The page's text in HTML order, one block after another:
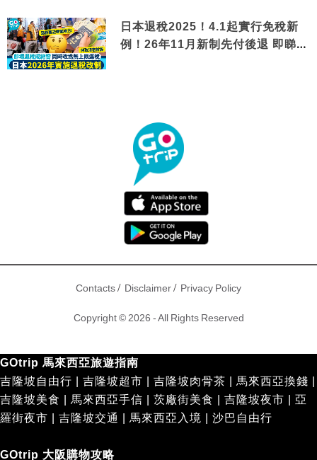
日本退稅2025！4.1起實行免稅新
例！26年11月新制先付後退 即睇步
Contacts/ Disclaimer/ Privacy Policy
Copyright © 2026 - All Rights Reserved
GOtrip 馬來西亞旅遊指南
吉隆坡自由行
吉隆坡超市 吉隆坡肉骨茶 馬來西亞換錢
吉隆坡美食
馬來西亞手信 茨廠街美食 吉隆坡夜市
亞
羅街夜市
吉隆坡交通 馬來西亞入境 沙巴自由行
GOtrip 大阪購物攻略